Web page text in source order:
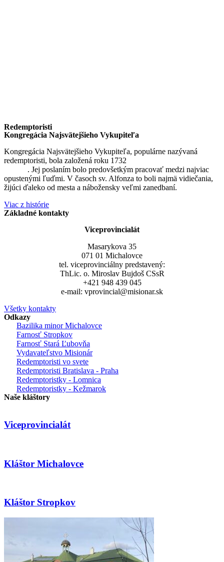
Redemptoristi
Kongregácia Najsvätejšieho Vykupiteľa
Kongregácia Najsvätejšieho Vykupiteľa, populárne nazývaná
redemptoristi, bola založená roku 1732
. Jej poslaním bolo predovšetkým pracovať medzi najviac
opustenými ľuďmi. V časoch sv. Alfonza to boli najmä vidiečania,
žijúci ďaleko od mesta a nábožensky veľmi zanedbaní.
Viac z histórie
Základné kontakty
Viceprovincialát
Masarykova 35
071 01 Michalovce
tel. viceprovinciálny predstavený:
ThLic. o. Miroslav Bujdoš CSsR
+421 948 439 045
e-mail: vprovincial@misionar.sk
Všetky kontakty
Odkazy
Bazilika minor Michalovce
Farnosť Stropkov
Farnosť Stará Ľubovňa
Vydavateľstvo Misionár
Redemptoristi vo svete
Redemptoristi Bratislava - Praha
Redemptoristky - Lomnica
Redemptoristky - Kežmarok
Naše kláštory
Viceprovincialát
Kláštor Michalovce
Kláštor Stropkov